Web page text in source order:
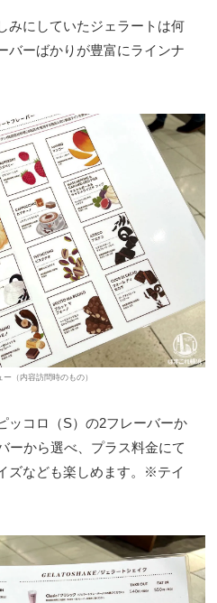
みにしていたジェラートは何
バーばかりが豊富にラインナ
（内容訪問時のもの）
ッコロ（S）の2フレーバーか
ーから選べ、プラス料金にて
ズなども楽しめます。※テイ